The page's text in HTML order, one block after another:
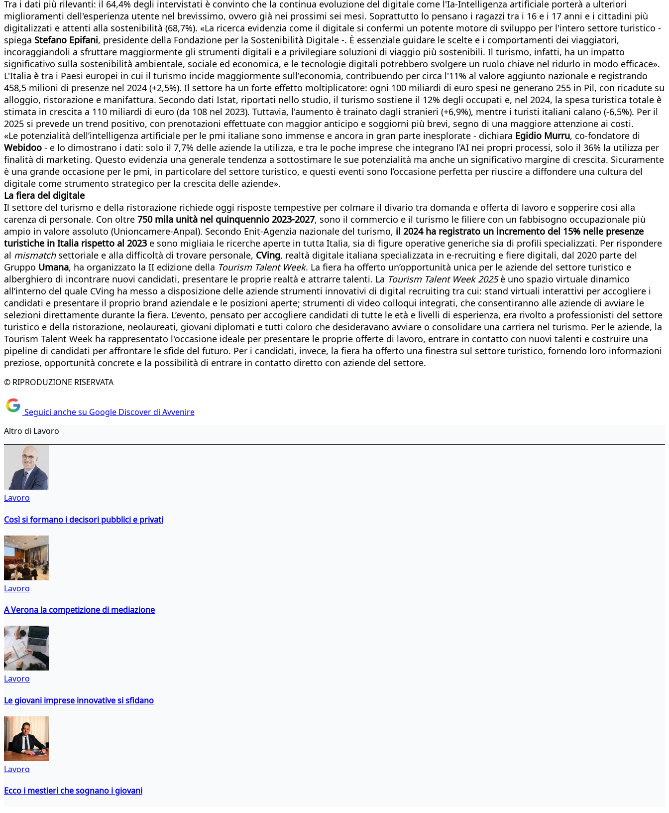
Tra i dati più rilevanti: il 64,4% degli intervistati è convinto che la continua evoluzione del digitale come l'Ia-Intelligenza artificiale porterà a ulteriori
miglioramenti dell'esperienza utente nel brevissimo, ovvero già nei prossimi sei mesi. Soprattutto lo pensano i ragazzi tra i 16 e i 17 anni e i cittadini più
digitalizzati e attenti alla sostenibilità (68,7%). «La ricerca evidenzia come il digitale si confermi un potente motore di sviluppo per l'intero settore turistico -
spiega Stefano Epifani, presidente della Fondazione per la Sostenibilità Digitale -. È essenziale guidare le scelte e i comportamenti dei viaggiatori,
incoraggiandoli a sfruttare maggiormente gli strumenti digitali e a privilegiare soluzioni di viaggio più sostenibili. Il turismo, infatti, ha un impatto
significativo sulla sostenibilità ambientale, sociale ed economica, e le tecnologie digitali potrebbero svolgere un ruolo chiave nel ridurlo in modo efficace».
L'Italia è tra i Paesi europei in cui il turismo incide maggiormente sull'economia, contribuendo per circa l'11% al valore aggiunto nazionale e registrando
458,5 milioni di presenze nel 2024 (+2,5%). Il settore ha un forte effetto moltiplicatore: ogni 100 miliardi di euro spesi ne generano 255 in Pil, con ricadute su
alloggio, ristorazione e manifattura. Secondo dati Istat, riportati nello studio, il turismo sostiene il 12% degli occupati e, nel 2024, la spesa turistica totale è
stimata in crescita a 110 miliardi di euro (da 108 nel 2023). Tuttavia, l'aumento è trainato dagli stranieri (+6,9%), mentre i turisti italiani calano (-6,5%). Per il
2025 si prevede un trend positivo, con prenotazioni effettuate con maggior anticipo e soggiorni più brevi, segno di una maggiore attenzione ai costi.
«Le potenzialità dell’intelligenza artificiale per le pmi italiane sono immense e ancora in gran parte inesplorate - dichiara Egidio Murru, co-fondatore di
Webidoo - e lo dimostrano i dati: solo il 7,7% delle aziende la utilizza, e tra le poche imprese che integrano l’AI nei propri processi, solo il 36% la utilizza per
finalità di marketing. Questo evidenzia una generale tendenza a sottostimare le sue potenzialità ma anche un significativo margine di crescita. Sicuramente
è una grande occasione per le pmi, in particolare del settore turistico, e questi eventi sono l’occasione perfetta per riuscire a diffondere una cultura del
digitale come strumento strategico per la crescita delle aziende».
La fiera del digitale
Il settore del turismo e della ristorazione richiede oggi risposte tempestive per colmare il divario tra domanda e offerta di lavoro e sopperire così alla
carenza di personale. Con oltre 750 mila unità nel quinquennio 2023-2027, sono il commercio e il turismo le filiere con un fabbisogno occupazionale più
ampio in valore assoluto (Unioncamere-Anpal). Secondo Enit-Agenzia nazionale del turismo, il 2024 ha registrato un incremento del 15% nelle presenze
turistiche in Italia rispetto al 2023 e sono migliaia le ricerche aperte in tutta Italia, sia di figure operative generiche sia di profili specializzati. Per rispondere
al mismatchsettoriale e alla difficoltà di trovare personale, CVing, realtà digitale italiana specializzata in e-recruiting e fiere digitali, dal 2020 parte del
Gruppo Umana, ha organizzato la II edizione della Tourism Talent Week. La fiera ha offerto un’opportunità unica per le aziende del settore turistico e
alberghiero di incontrare nuovi candidati, presentare le proprie realtà e attrarre talenti. La Tourism Talent Week 2025è uno spazio virtuale dinamico
all’interno del quale CVing ha messo a disposizione delle aziende strumenti innovativi di digital recruiting tra cui: stand virtuali interattivi per accogliere i
candidati e presentare il proprio brand aziendale e le posizioni aperte; strumenti di video colloqui integrati, che consentiranno alle aziende di avviare le
selezioni direttamente durante la fiera. L’evento, pensato per accogliere candidati di tutte le età e livelli di esperienza, era rivolto a professionisti del settore
turistico e della ristorazione, neolaureati, giovani diplomati e tutti coloro che desideravano avviare o consolidare una carriera nel turismo. Per le aziende, la
Tourism Talent Week ha rappresentato l'occasione ideale per presentare le proprie offerte di lavoro, entrare in contatto con nuovi talenti e costruire una
pipeline di candidati per affrontare le sfide del futuro. Per i candidati, invece, la fiera ha offerto una finestra sul settore turistico, fornendo loro informazioni
preziose, opportunità concrete e la possibilità di entrare in contatto diretto con aziende del settore.
© RIPRODUZIONE RISERVATA
Seguici anche su Google Discover di Avvenire
Altro di Lavoro
Lavoro
Così si formano i decisori pubblici e privati
Lavoro
A Verona la competizione di mediazione
Lavoro
Le giovani imprese innovative si sfidano
Lavoro
Ecco i mestieri che sognano i giovani